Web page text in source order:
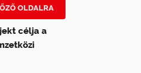
OLDALRA
célja a